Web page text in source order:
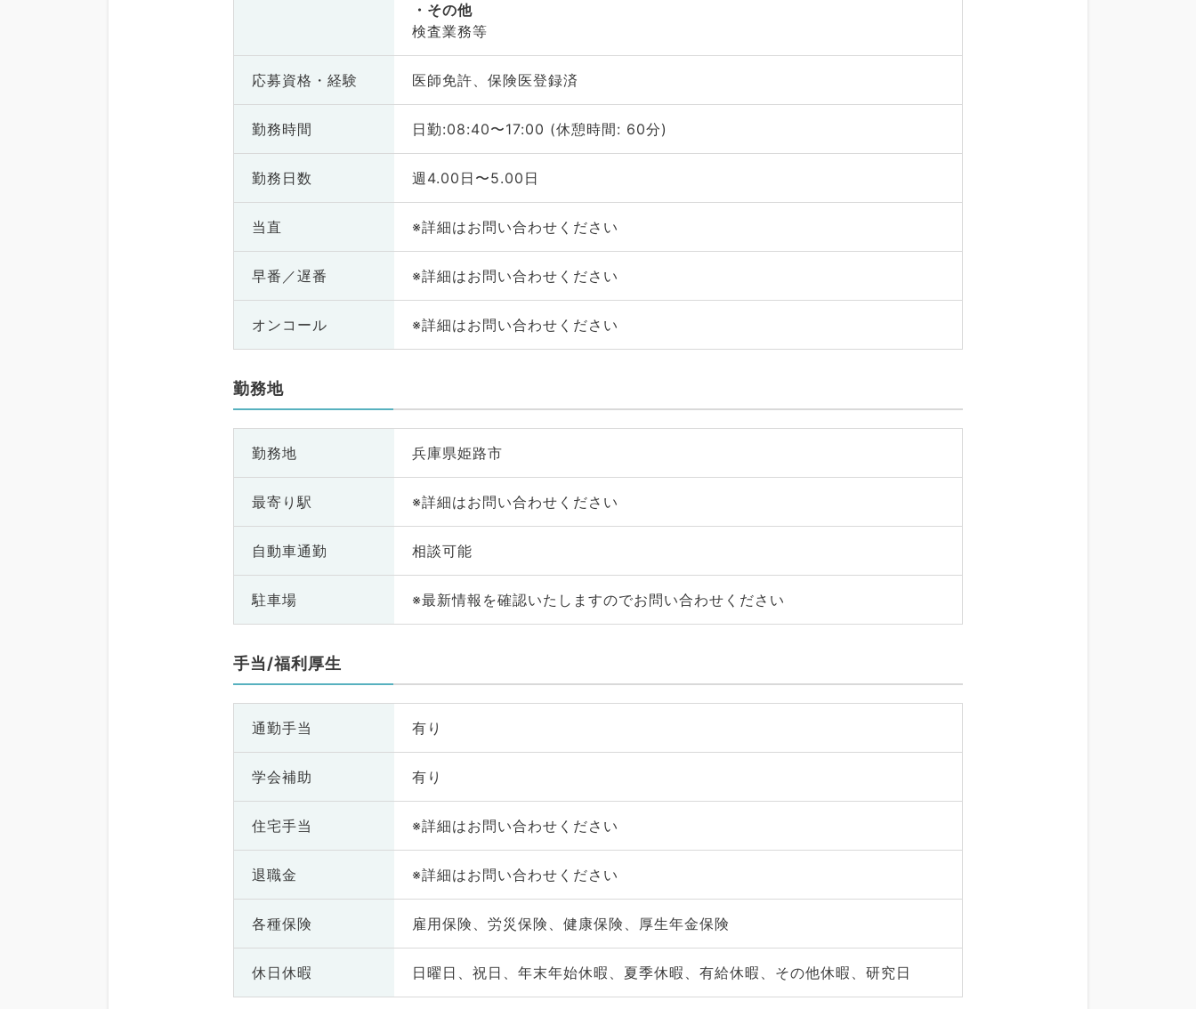
その他
検査業務等
応募資格・ 経験 医師免許、保険医登録済
勤務時間 日勤:08:40〜17:00 (休憩時間: 60分)
勤務日数 週4.00日〜5.00日
当直 ※詳細はお問い合わせください
早番／遅番 ※詳細はお問い合わせください
オンコール ※詳細はお問い合わせください
勤務地
勤務地 兵庫県姫路市
最寄り駅 ※詳細はお問い合わせください
自動車通勤 相談可能
駐車場 ※最新情報を確認いたしますのでお問い合わせください
手当/福利厚生
通勤手当 有り
学会補助 有り
住宅手当 ※詳細はお問い合わせください
退職金 ※詳細はお問い合わせください
各種保険 雇用保険、労災保険、健康保険、厚生年金保険
休日休暇 日曜日、祝日、年末年始休暇、夏季休暇、有給休暇、その他休暇、研究日